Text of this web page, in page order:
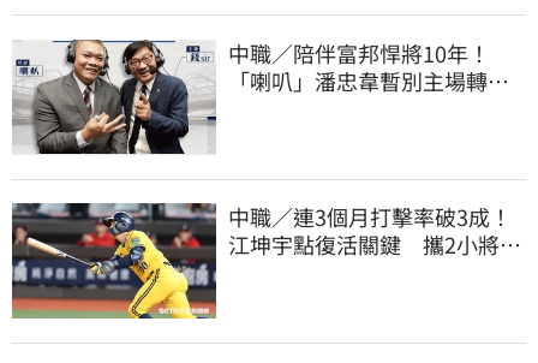
中職／陪伴富邦悍將10年！
「喇叭」潘忠韋暫別主場轉
中職／連3個月打擊率破3成！
江坤宇點復活關鍵 攜2小將赴